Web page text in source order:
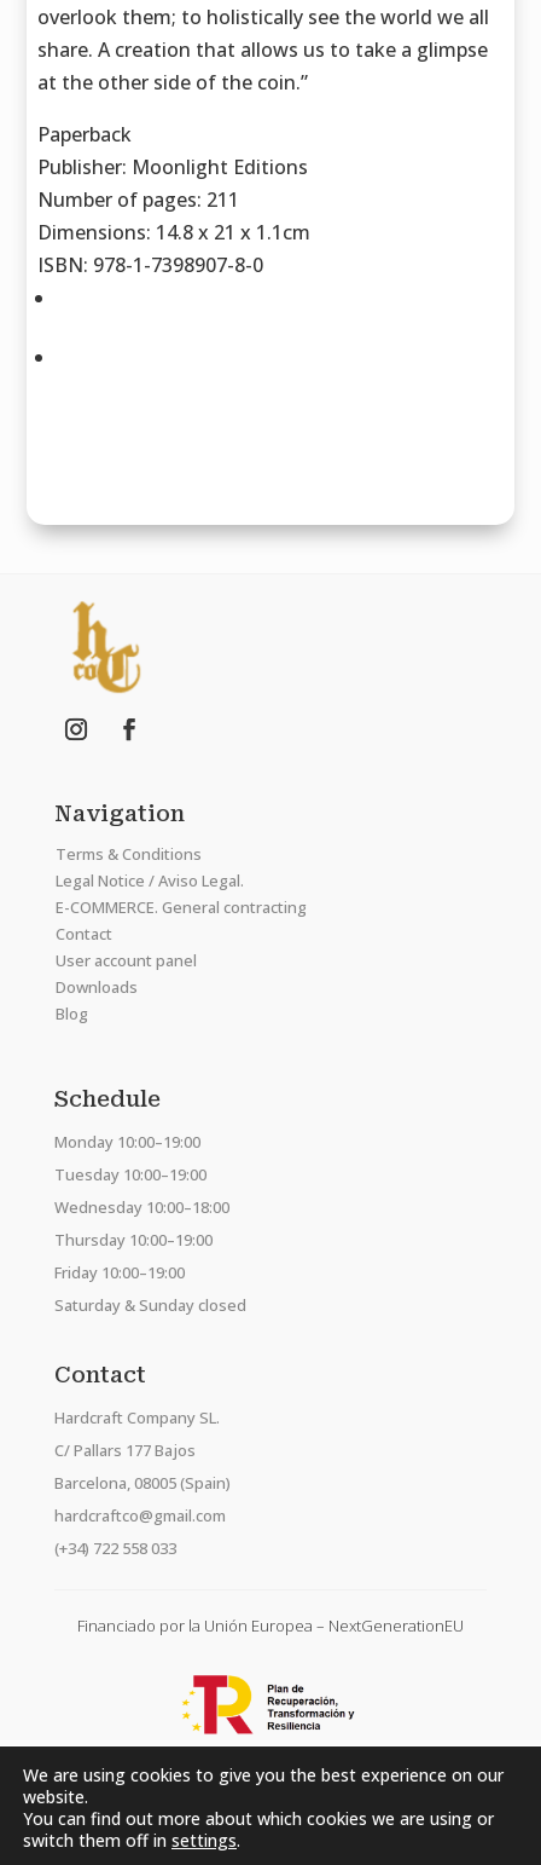
overlook them; to holistically see the world we all
share. A creation that allows us to take a glimpse
at the other side of the coin.”
Paperback
Publisher: Moonlight Editions
Number of pages: 211
Dimensions: 14.8 x 21 x 1.1cm
ISBN: 978-1-7398907-8-0
Navigation
Terms & Conditions
Legal Notice / Aviso Legal.
E-COMMERCE. General contracting
Contact
User account panel
Downloads
Blog
Schedule
Monday 10:00–19:00
Tuesday 10:00–19:00
Wednesday 10:00–18:00
Thursday 10:00–19:00
Friday 10:00–19:00
Saturday & Sunday closed
Contact
Hardcraft Company SL.
C/ Pallars 177 Bajos
Barcelona, 08005 (Spain)
hardcraftco@gmail.com
(+34) 722 558 033
Financiado por la Unión Europea – NextGenerationEU
We are using cookies to give you the best experience on our
website.
You can find out more about which cookies we are using or
switch them off in settings.